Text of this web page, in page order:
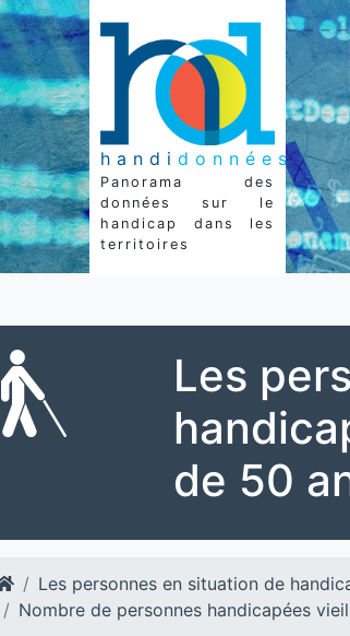
handi données
Panorama des
données sur le
handicap dans les
territoires
Les
de 50
Les personnes en situation de
Nombre de personnes handicapées